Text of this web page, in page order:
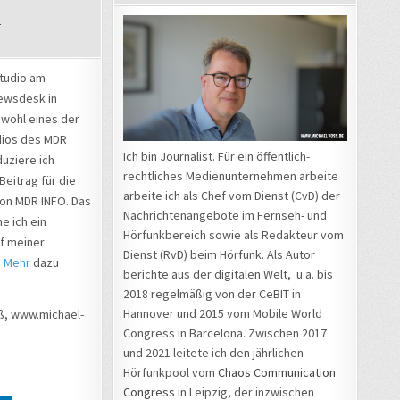
am
in
eines der
des MDR
ich
für die
MDR INFO. Das
ich ein
meiner
Mehrdazu
www.michael-
Ich bin Journalist. Für ein öffentlich-
rechtliches Medienunternehmen arbeite
arbeite ich als Chef vom Dienst (CvD) der
Nachrichtenangebote im Fernseh- und
Hörfunkbereich sowie als Redakteur vom
Dienst (RvD) beim Hörfunk. Als Autor
berichte aus der digitalen Welt, u.a. bis
2018 regelmäßig von der CeBIT in
Hannover und 2015 vom Mobile World
Congress in Barcelona. Zwischen 2017
und 2021 leitete ich den jährlichen
Hörfunkpool vom Chaos Communication
Congress in Leipzig, der inzwischen